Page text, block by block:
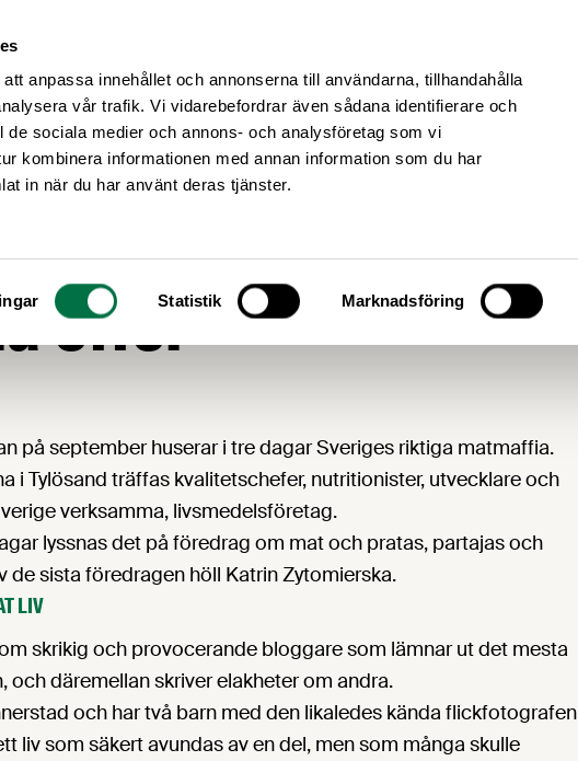
anpassa innehållet och annonserna till användarna, tillhandahålla
vår trafik. Vi vidarebefordrar även sådana identifierare och
de sociala medier och annons- och analysföretag som vi
kombinera informationen med annan information som du har
in när du har använt deras tjänster.
Statistik Marknadsföring
gör oss till
offer”
på september huserar i tre dagar Sveriges riktiga matmaffia.
i Tylösand träffas kvalitetschefer, nutritionister, utvecklare och
verksamma, livsmedelsföretag.
lyssnas det på föredrag om mat och pratas, partajas och
de sista föredragen höll Katrin Zytomierska.
LIV
skrikig och provocerande bloggare som lämnar ut det mesta
och däremellan skriver elakheter om andra.
och har två barn med den likaledes kända flickfotografen
liv som säkert avundas av en del, men som många skulle